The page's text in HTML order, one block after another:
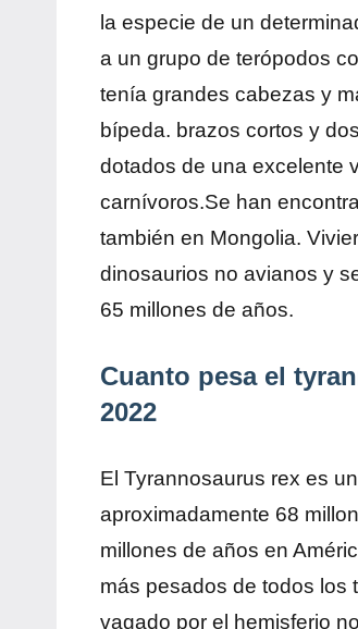
la especie de un
a un grupo de terópodos
tenía grandes cabezas y
bípeda. brazos cortos y
dotados de una excelente
carnívoros.Se han
también en Mongolia.
dinosaurios no avianos y
65 millones de años.
Cuanto pesa el
2022
El Tyrannosaurus rex es
aproximadamente 68
millones de años en
más pesados de todos los
vagado por el hemisferio